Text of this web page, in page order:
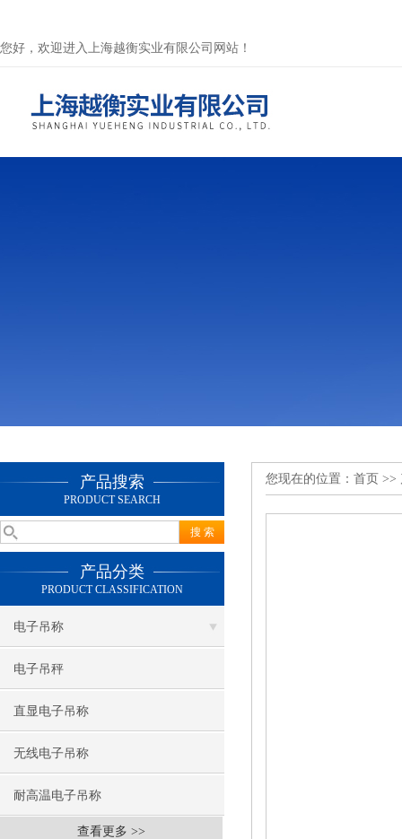
您好，欢迎进入上海越衡实业有限公司网站！
产品搜索
PRODUCT SEARCH
产品分类
PRODUCT CLASSIFICATION
电子吊称
电子吊秤
直显电子吊称
无线电子吊称
耐高温电子吊称
查看更多 >>
您现在的位置： 首页 >>